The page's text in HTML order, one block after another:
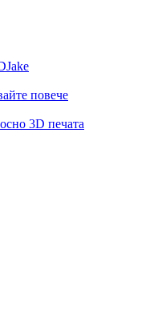
повече
3D печата